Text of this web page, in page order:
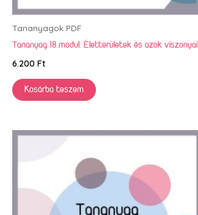
Tananyagok PDF
Tananyag 18.modul: Életterületek és azok viszonyai
6.200 Ft
Kosárba teszem